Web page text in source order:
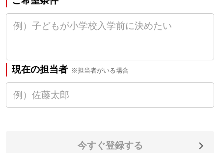
現在の担当者 ※担当者がいる場合
今すぐ登録する